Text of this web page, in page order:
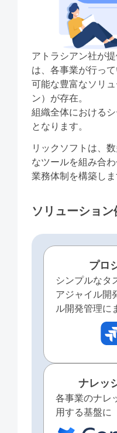
アトラシアン社が
は、各事業が行っ
可能な豊富なソリ
ン）が存在。
組織全体における
となります。
リックソフトは、
なツールを組み合
業務体制を構築しま
ソリューション
プロ
シンプルなタ
アジャイル開
ル開発管理に
ナレッ
各事業のナレ
用する基盤に